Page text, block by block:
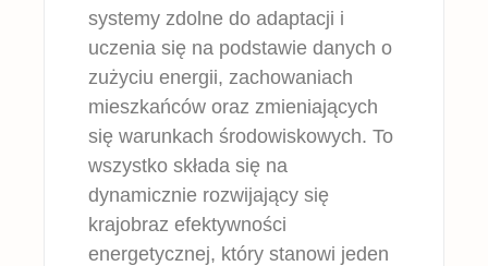
systemy zdolne do adaptacji i
uczenia się na podstawie danych o
zużyciu energii, zachowaniach
mieszkańców oraz zmieniających
się warunkach środowiskowych. To
wszystko składa się na
dynamicznie rozwijający się
krajobraz efektywności
energetycznej, który stanowi jeden